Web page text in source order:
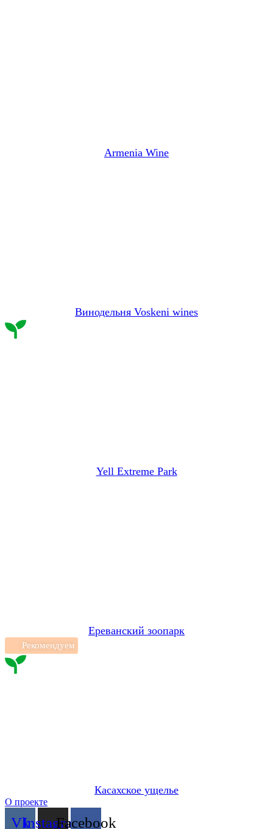
Armenia Wine
Винодельня Voskeni wines
Yell Extreme Park
Ереванский зоопарк
Рекомендуем
Касахское ущелье
О проекте
VkInstagramFacebook